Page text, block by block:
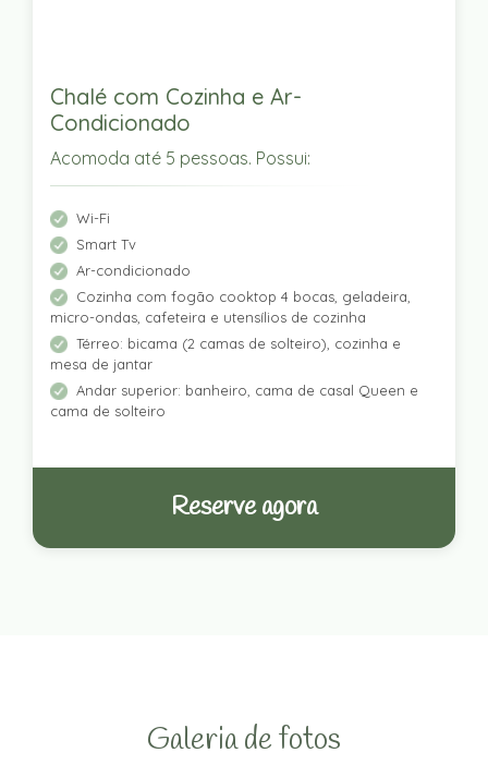
Chalé com Cozinha e Ar-
Condicionado
Acomoda até 5 pessoas. Possui:
Wi-Fi
Smart Tv
Ar-condicionado
Cozinha com fogão cooktop 4 bocas, geladeira,
micro-ondas, cafeteira e utensílios de cozinha
Térreo: bicama (2 camas de solteiro), cozinha e
mesa de jantar
Andar superior: banheiro, cama de casal Queen e
cama de solteiro
Reserve agora
Galeria de fotos